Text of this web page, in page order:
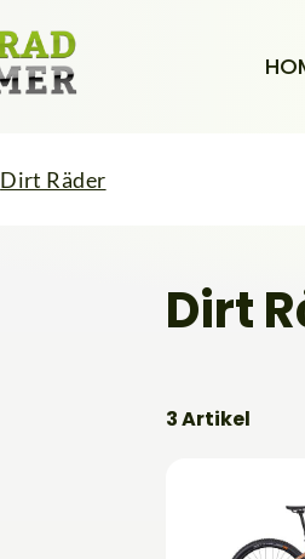
Dirt Räder
Dirt
3 Artikel